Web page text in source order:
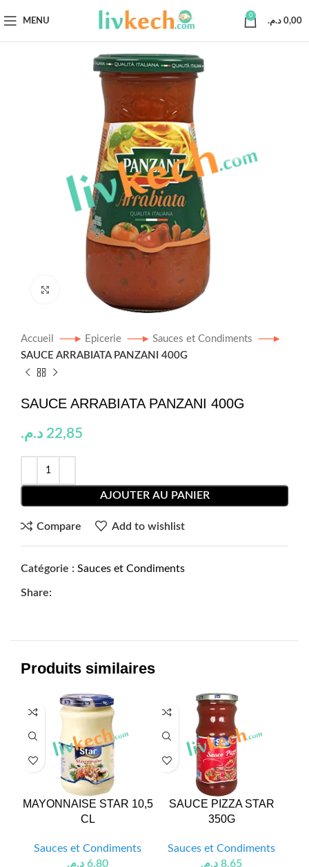
MENU
0
0,00 د.م.
Click to enlarge
Accueil Epicerie
Sauces et Condiments
SAUCE ARRABIATA PANZANI 400G
SAUCE ARRABIATA PANZANI 400G
22,85 د.م.
AJOUTER AU PANIER
Compare Add to wishlist
Catégorie : Sauces et Condiments
Share:
Produits similaires
MAYONNAISE STAR 10,5
CL
Sauces et Condiments
6,80 د.م.
SAUCE PIZZA STAR
350G
Sauces et Condiments
8,65 د.م.